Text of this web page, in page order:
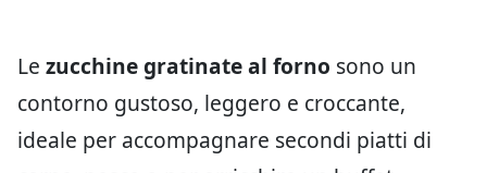
Le zucchine gratinate al forno sono un
contorno gustoso, leggero e croccante,
ideale per accompagnare secondi piatti di